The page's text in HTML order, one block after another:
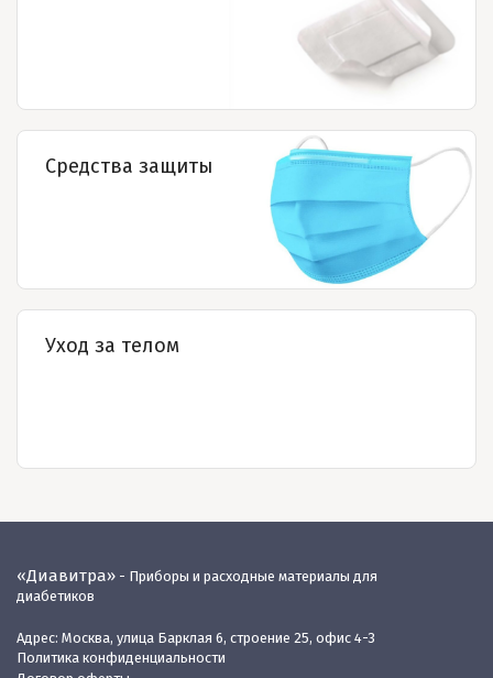
Средства защиты
Уход за телом
«Диавитра» - Приборы и расходные материалы для
диабетиков
Адрес: Москва, улица Барклая 6, строение 25, офис 4-3
Политика конфиденциальности